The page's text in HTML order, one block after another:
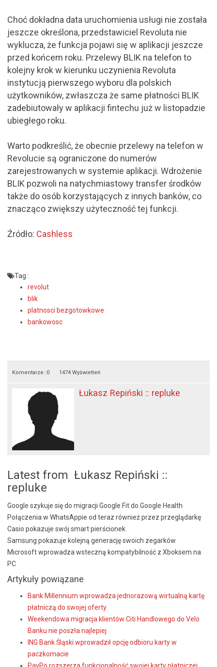
Choć dokładna data uruchomienia usługi nie została
jeszcze określona, przedstawiciel Revoluta nie
wyklucza, że funkcja pojawi się w aplikacji jeszcze
przed końcem roku. Przelewy BLIK na telefon to
kolejny krok w kierunku uczynienia Revoluta
instytucją pierwszego wyboru dla polskich
użytkowników, zwłaszcza że same płatności BLIK
zadebiutowały w aplikacji fintechu już w listopadzie
ubiegłego roku.
Warto podkreślić, że obecnie przelewy na telefon w
Revolucie są ograniczone do numerów
zarejestrowanych w systemie aplikacji. Wdrożenie
BLIK pozwoli na natychmiastowy transfer środków
także do osób korzystających z innych banków, co
znacząco zwiększy użyteczność tej funkcji.
Źródło: Cashless
Tag :
revolut
blik
platnosci bezgotowkowe
bankowosc
Komentarze::0 1474 Wyświetleń
Łukasz Repiński :: repluke
Latest from Łukasz Repiński ::
repluke
Google szykuje się do migracji Google Fit do Google Health
Połączenia w WhatsAppie od teraz również przez przeglądarkę
Casio pokazuje swój smart pierścionek
Samsung pokazuje kolejną generację swoich zegarków
Microsoft wprowadza wsteczną kompatybilność z Xboksem na
PC
Artykuły powiązane
Bank Millennium wprowadza jednorazową wirtualną kartę
płatniczą do swojej oferty
Weekendowa migracja klientów Citi Handlowego do Velo
Banku nie poszła najlepiej
ING Bank Śląski wprowadził opcję odbioru karty w
paczkomacie
PayPo rozszerza funkcjonalność swojej karty płatniczej